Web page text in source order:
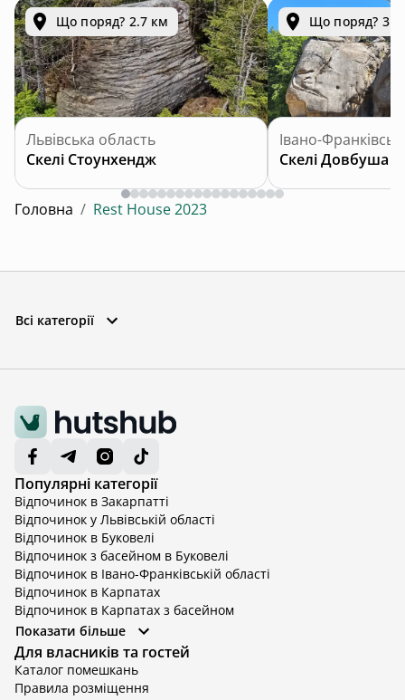
Що поряд? 2.7 км
Львівська область
Скелі Стоунхендж
Що поряд? 3.2
Івано-
Скелі Довбуша
Головна / Rest House 2023
Всі категорії
Популярні категорії
Відпочинок в Закарпатті
Відпочинок у Львівській області
Відпочинок в Буковелі
Відпочинок з басейном в Буковелі
Відпочинок в Івано-Франківській області
Відпочинок в Карпатах
Відпочинок в Карпатах з басейном
Відпочинок в Київській області
Відпочинок в Київській області з басейном
Відпочинок в Тернопільській області
Відпочинок у Вінницькій області
Показати більше
Для власників та гостей
Каталог помешкань
Правила розміщення